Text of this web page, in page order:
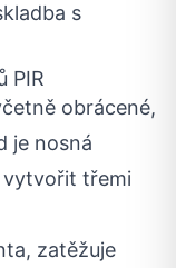
s
PIR
obrácené,
je nosná
vytvořit třemi
zatěžuje